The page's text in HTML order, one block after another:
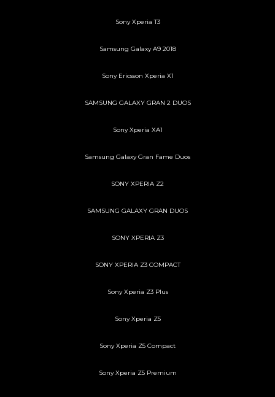
Sony Xperia T3
Samsung Galaxy A9 2018
Sony Ericsson Xperia X1
SAMSUNG GALAXY GRAN 2 DUOS
Sony Xperia XA1
Samsung Galaxy Gran Fame Duos
SONY XPERIA Z2
SAMSUNG GALAXY GRAN DUOS
SONY XPERIA Z3
SONY XPERIA Z3 COMPACT
Sony Xperia Z3 Plus
Sony Xperia Z5
Sony Xperia Z5 Compact
Sony Xperia Z5 Premium